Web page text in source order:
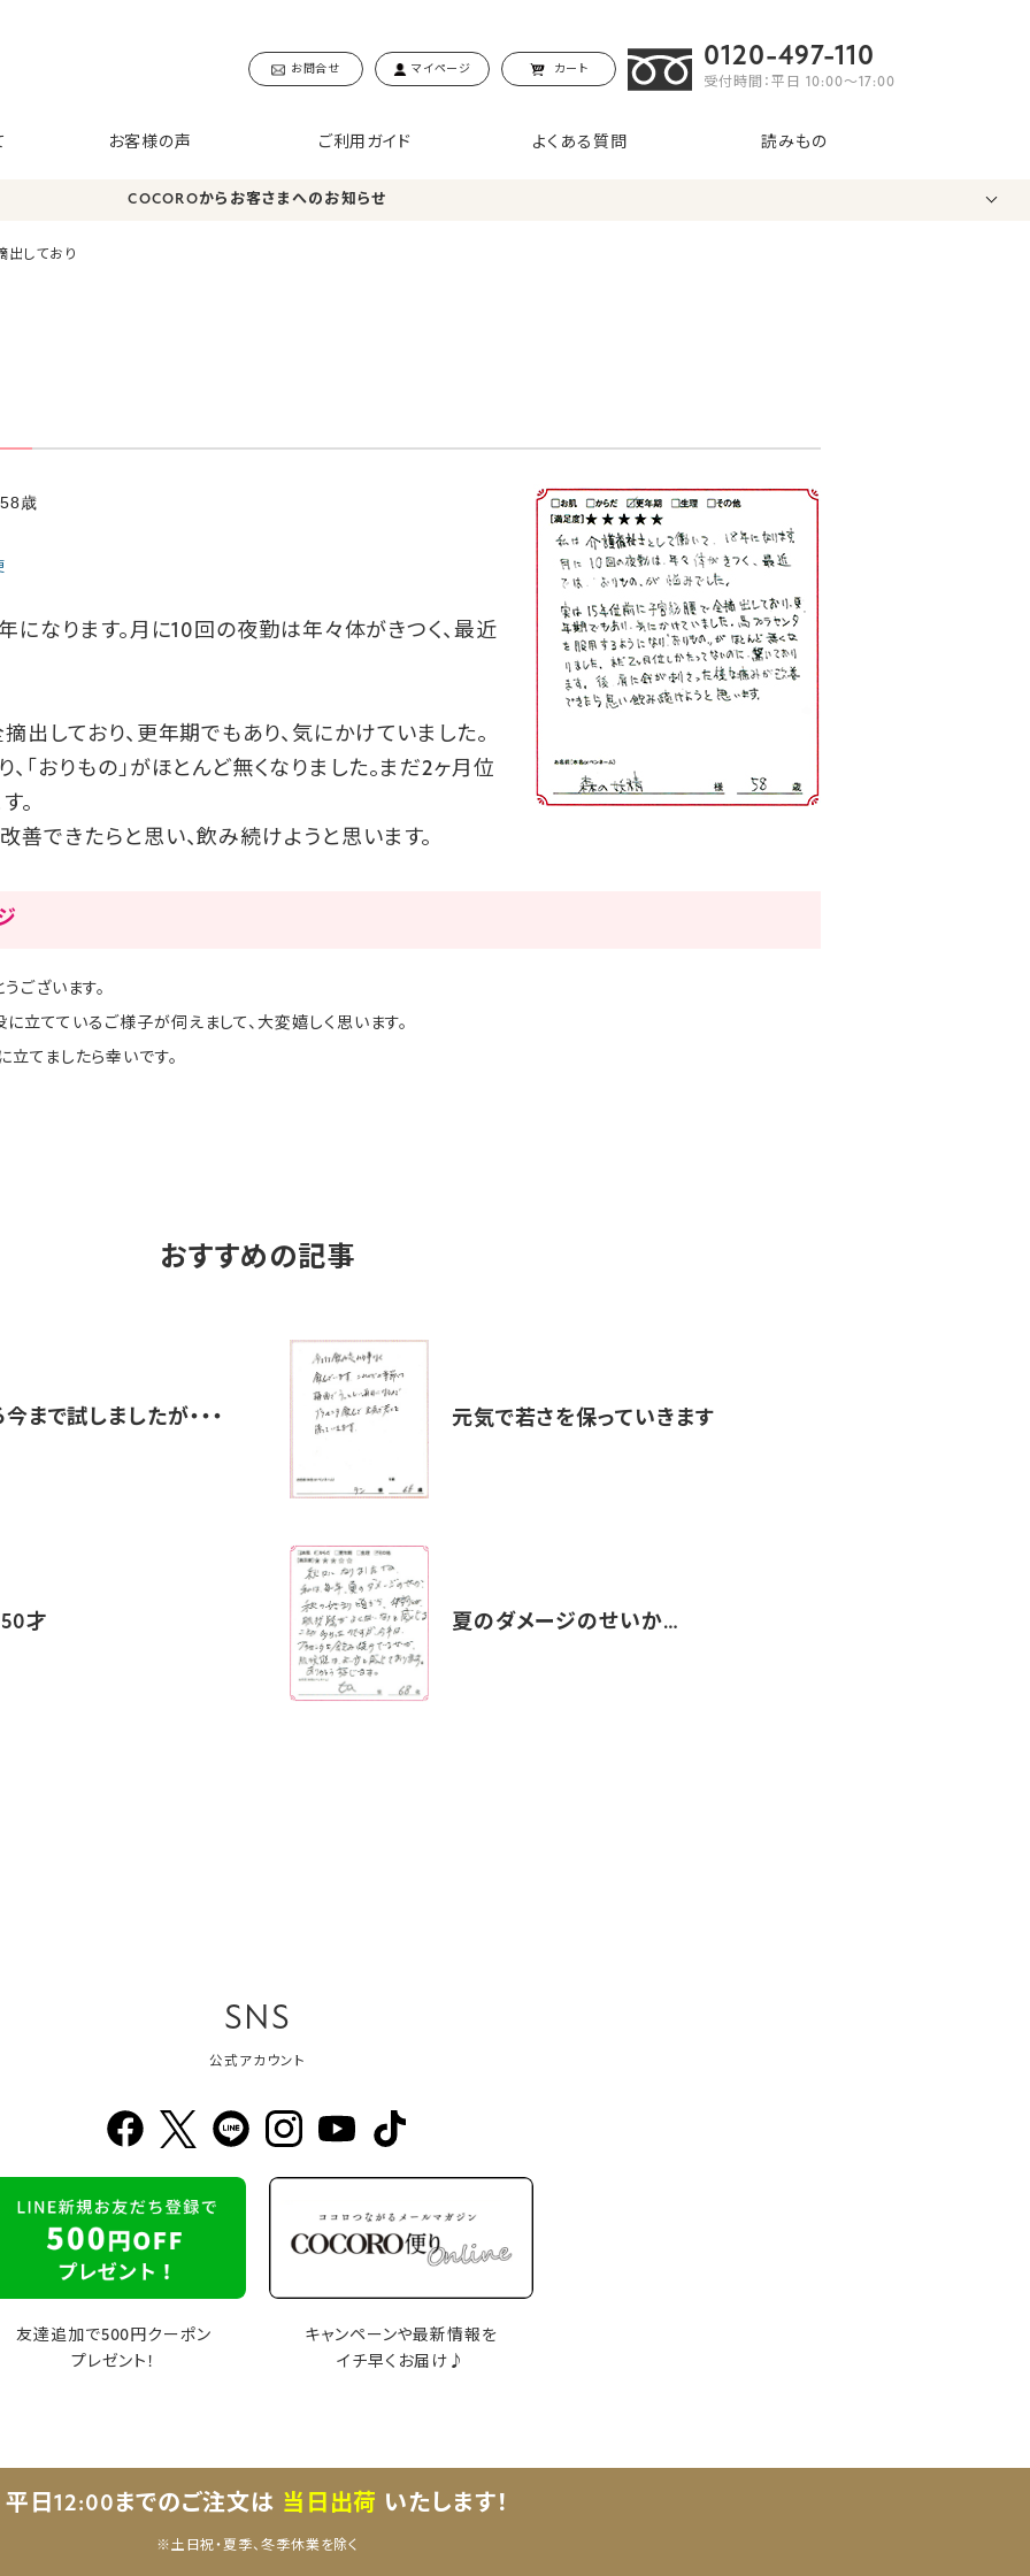
お問合せ マイページ カート 0120-497-110
受付時間：平日 10:00〜17:00
お客様の声 ご利用ガイド よくある質問 読みもの
COCOROからお客さまへのお知らせ
出しており
歳
になります。月に10回の夜勤は年々体がきつく、最近
出しており、更年期でもあり、気にかけていました。
「おりもの」がほとんど無くなりました。まだ2ヶ月位
。
善できたらと思い、飲み続けようと思います。
ございます。
立てているご様子が伺えまして、大変嬉しく思います。
てましたら幸いです。
おすすめの記事
まで試しましたが・・・ 元気で若さを保っていきます
才 夏のダメージのせいか…
SNS
公式アカウント
友達追加で500円クーポン
プレゼント！
キャンペーンや最新情報を
イチ早くお届け♪
平日12:00までのご注文は 当日出荷 いたします！
※土日祝・夏季、冬季休業を除く